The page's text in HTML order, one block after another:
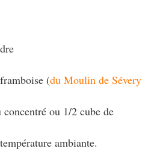
(du Moulin de Sévery
ou 1/2 cube de
ambiante.